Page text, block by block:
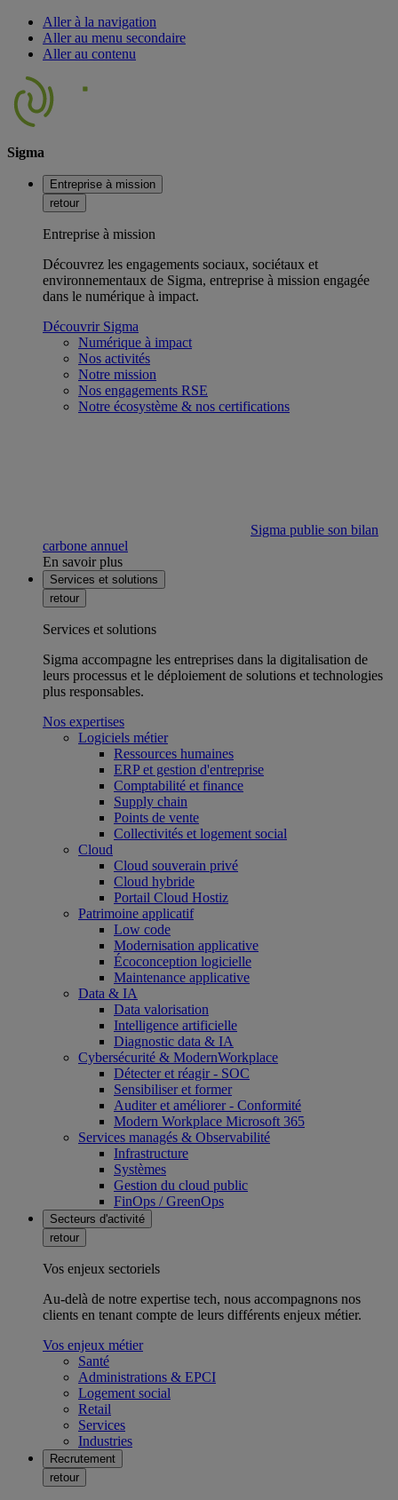
Aller à la navigation
Aller au menu secondaire
Aller au contenu
Sigma
Entreprise à mission
retour
Entreprise à mission
Découvrez les engagements sociaux, sociétaux et
environnementaux de Sigma, entreprise à mission engagée
dans le numérique à impact.
Découvrir Sigma
Numérique à impact
Nos activités
Notre mission
Nos engagements RSE
Notre écosystème & nos certifications
Sigma publie son bilan
carbone annuel
En savoir plus
Services et solutions
retour
Services et solutions
Sigma accompagne les entreprises dans la digitalisation de
leurs processus et le déploiement de solutions et technologies
plus responsables.
Nos expertises
Logiciels métier
Ressources humaines
ERP et gestion d'entreprise
Comptabilité et finance
Supply chain
Points de vente
Collectivités et logement social
Cloud
Cloud souverain privé
Cloud hybride
Portail Cloud Hostiz
Patrimoine applicatif
Low code
Modernisation applicative
Écoconception logicielle
Maintenance applicative
Data & IA
Data valorisation
Intelligence artificielle
Diagnostic data & IA
Cybersécurité & ModernWorkplace
Détecter et réagir - SOC
Sensibiliser et former
Auditer et améliorer - Conformité
Modern Workplace Microsoft 365
Services managés & Observabilité
Infrastructure
Systèmes
Gestion du cloud public
FinOps / GreenOps
Secteurs d'activité
retour
Vos enjeux sectoriels
Au-delà de notre expertise tech, nous accompagnons nos
clients en tenant compte de leurs différents enjeux métier.
Vos enjeux métier
Santé
Administrations & EPCI
Logement social
Retail
Services
Industries
Recrutement
retour